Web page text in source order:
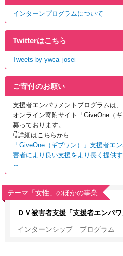
インターンプログラムについて
Twitterはこちら
Tweets by ywca_josei
ご寄付のお願い
支援者エンパワメントプログラムは
オンライン寄附サイト「GiveOne （
募っております。
👇詳細はこちらから
「GiveOne（ギブワン）」支援者エ
害者により良い支援をより長く提供
～
テーマ「女性」のほかの事業
ＤＶ被害者支援「支援者エンパワ
インターンシップ プログラム